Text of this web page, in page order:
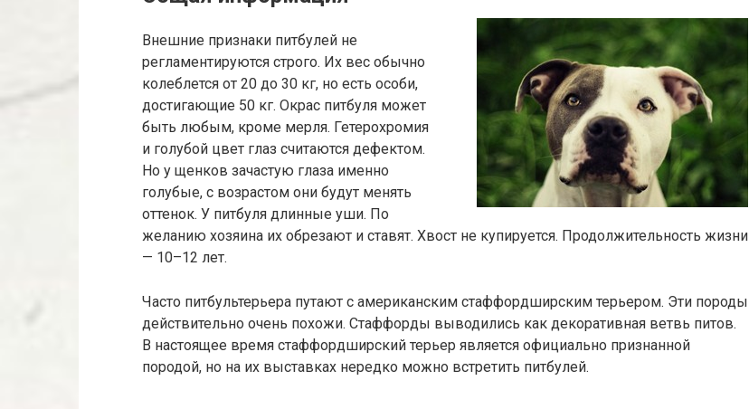
Внешние признаки питбулей не
регламентируются строго. Их вес обычно
колеблется от 20 до 30 кг, но есть особи,
достигающие 50 кг. Окрас питбуля может
быть любым, кроме мерля. Гетерохромия
и голубой цвет глаз считаются дефектом.
Но у щенков зачастую глаза именно
голубые, с возрастом они будут менять
оттенок. У питбуля длинные уши. По
желанию хозяина их обрезают и ставят. Хвост не купируется. Продолжительность жизни
— 10–12 лет.
Часто питбультерьера путают с американским стаффордширским терьером. Эти породы
действительно очень похожи. Стаффорды выводились как декоративная ветвь питов.
В настоящее время стаффордширский терьер является официально признанной
породой, но на их выставках нередко можно встретить питбулей.